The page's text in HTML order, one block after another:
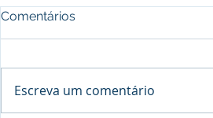
Comentários
Escreva um comentário